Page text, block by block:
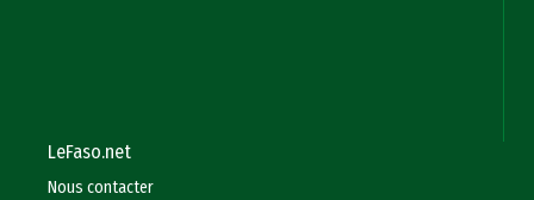
LeFaso.net
Nous contacter